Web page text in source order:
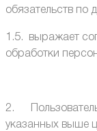
обязательств по
1.5. выражает
обработки
2. Пользователь
указанных выше